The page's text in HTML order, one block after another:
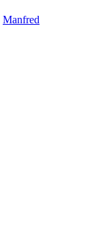
Manfred